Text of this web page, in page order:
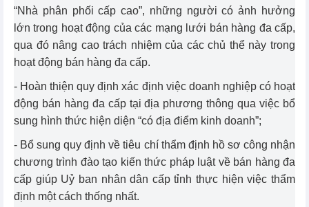
“Nhà phân phối cấp cao”, những người có ảnh hưởng
lớn trong hoạt động của các mạng lưới bán hàng đa cấp,
qua đó nâng cao trách nhiệm của các chủ thể này trong
hoạt động bán hàng đa cấp.
- Hoàn thiện quy định xác định việc doanh nghiệp có hoạt
động bán hàng đa cấp tại địa phương thông qua việc bổ
sung hình thức hiện diện “có địa điểm kinh doanh”;
- Bổ sung quy định về tiêu chí thẩm định hồ sơ công nhận
chương trình đào tạo kiến thức pháp luật về bán hàng đa
cấp giúp Uỷ ban nhân dân cấp tỉnh thực hiện việc thẩm
định một cách thống nhất.